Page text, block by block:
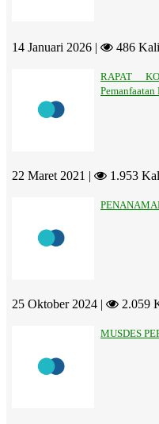
14 Januari 2026 | 486 Kali
RAPAT
Pemanfaatan
22 Maret 2021 | 1.953
25 Oktober 2024 | 2.059
MUSDES